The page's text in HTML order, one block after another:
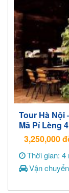
Tour Hà Nội
Mã Pí Lèng
3,250,000
Thời gian: 4
Vận